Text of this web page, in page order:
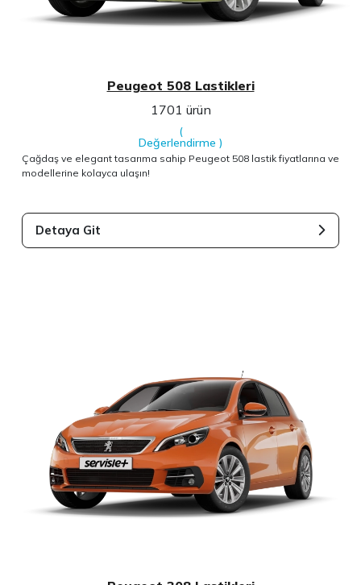
Peugeot 508 Lastikleri
1701 ürün
(
Değerlendirme )
Çağdaş ve elegant tasarıma sahip Peugeot 508 lastik fiyatlarına ve
modellerine kolayca ulaşın!
Detaya Git